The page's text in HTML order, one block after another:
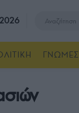
ΓΝΩΜΕΣ